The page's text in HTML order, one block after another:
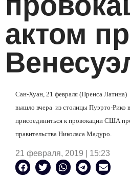
актом
Сан-Хуан, 21 февраля (Пренса Латина)
вышло вчера из столицы Пуэрто-Рико
присоединиться к провокации США
правительства Николаса Мадуро.
21 февраля, 2019 | 15:23